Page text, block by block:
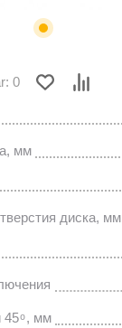
0
мм
диска, мм
45 ͦ , мм